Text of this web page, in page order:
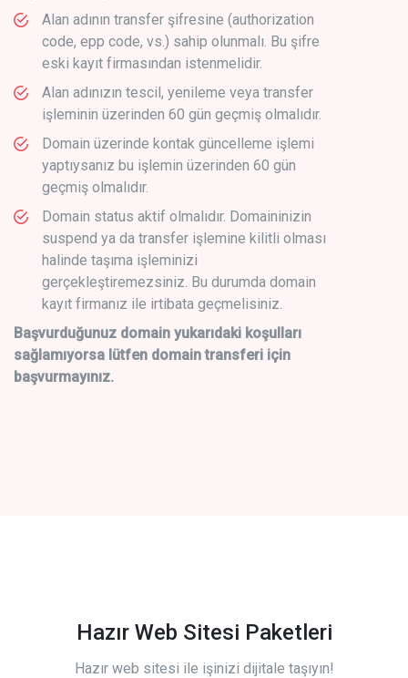
Alan adının transfer şifresine (authorization
code, epp code, vs.) sahip olunmalı. Bu şifre
eski kayıt firmasından istenmelidir.
Alan adınızın tescil, yenileme veya transfer
işleminin üzerinden 60 gün geçmiş olmalıdır.
Domain üzerinde kontak güncelleme işlemi
yaptıysanız bu işlemin üzerinden 60 gün
geçmiş olmalıdır.
Domain status aktif olmalıdır. Domaininizin
suspend ya da transfer işlemine kilitli olması
halinde taşıma işleminizi
gerçekleştiremezsiniz. Bu durumda domain
kayıt firmanız ile irtibata geçmelisiniz.
Başvurduğunuz domain yukarıdaki koşulları
sağlamıyorsa lütfen domain transferi için
başvurmayınız.
Hazır Web Sitesi Paketleri
Hazır web sitesi ile işinizi dijitale taşıyın!